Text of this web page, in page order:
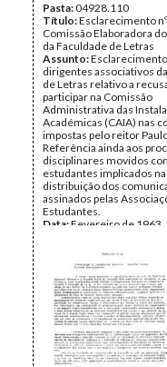
Pasta:04928.110
Título:Esclarecimento
Comissão Elaboradora
da Faculdade de Letras
Assunto:Esclarecimento
dirigentes associativos
de Letras relativo a
participar na Comissão
Administrativa das
Académicas (CAIA) nas
impostas pelo reitor
Referência ainda aos
disciplinares movidos
estudantes implicados
distribuição dos
assinados pelas
Estudantes.
Data:Fevereiro de 1963
Tipo Documental:
Página(s):1